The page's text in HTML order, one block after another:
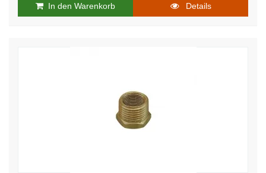
In den Warenkorb Details